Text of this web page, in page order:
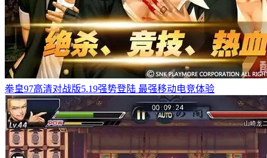
拳皇97高清对战版5.19强势登陆 最强移动电竞体验